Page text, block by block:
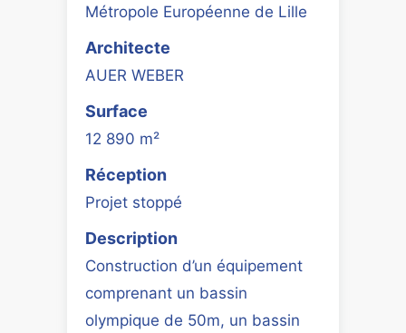
Métropole Européenne de Lille
Architecte
AUER WEBER
Surface
12 890 m²
Réception
Projet stoppé
Description
Construction d’un équipement
comprenant un bassin
olympique de 50m, un bassin